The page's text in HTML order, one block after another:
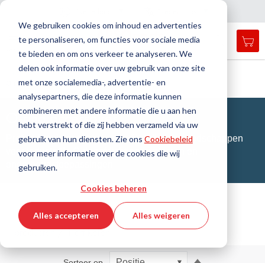
We gebruiken cookies om inhoud en advertenties
te personaliseren, om functies voor sociale media
te bieden en om ons verkeer te analyseren. We
delen ook informatie over uw gebruik van onze site
met onze socialemedia-, advertentie- en
analysepartners, die deze informatie kunnen
combineren met andere informatie die u aan hen
hebt verstrekt of die zij hebben verzameld via uw
gebruik van hun diensten. Zie ons Cookiebeleid
voor meer informatie over de cookies die wij
gebruiken.
Cookies beheren
Alles accepteren Alles weigeren
search
Zoek
Thuis Afdichtingstechniek
O-ringen / X-ringen
O-ring accessoires
O-ring accessoires
Professionele accessoires en installatiegereedschappen
voor industriële O-ringafdichtingssystemen en
onderhoudstoepassingen
1 producten / 1 artikelen